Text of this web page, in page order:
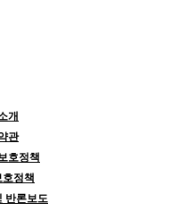
개
관
호정책
정책
반론보도